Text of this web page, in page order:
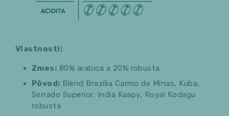
Vlastnosti:
Zmes: 80% arabica a 20% robusta
Pôvod: Blend Brazília Carmo de Minas, Kuba,
Serrado Superior, India Kaapy, Royal Kodagu
robusta